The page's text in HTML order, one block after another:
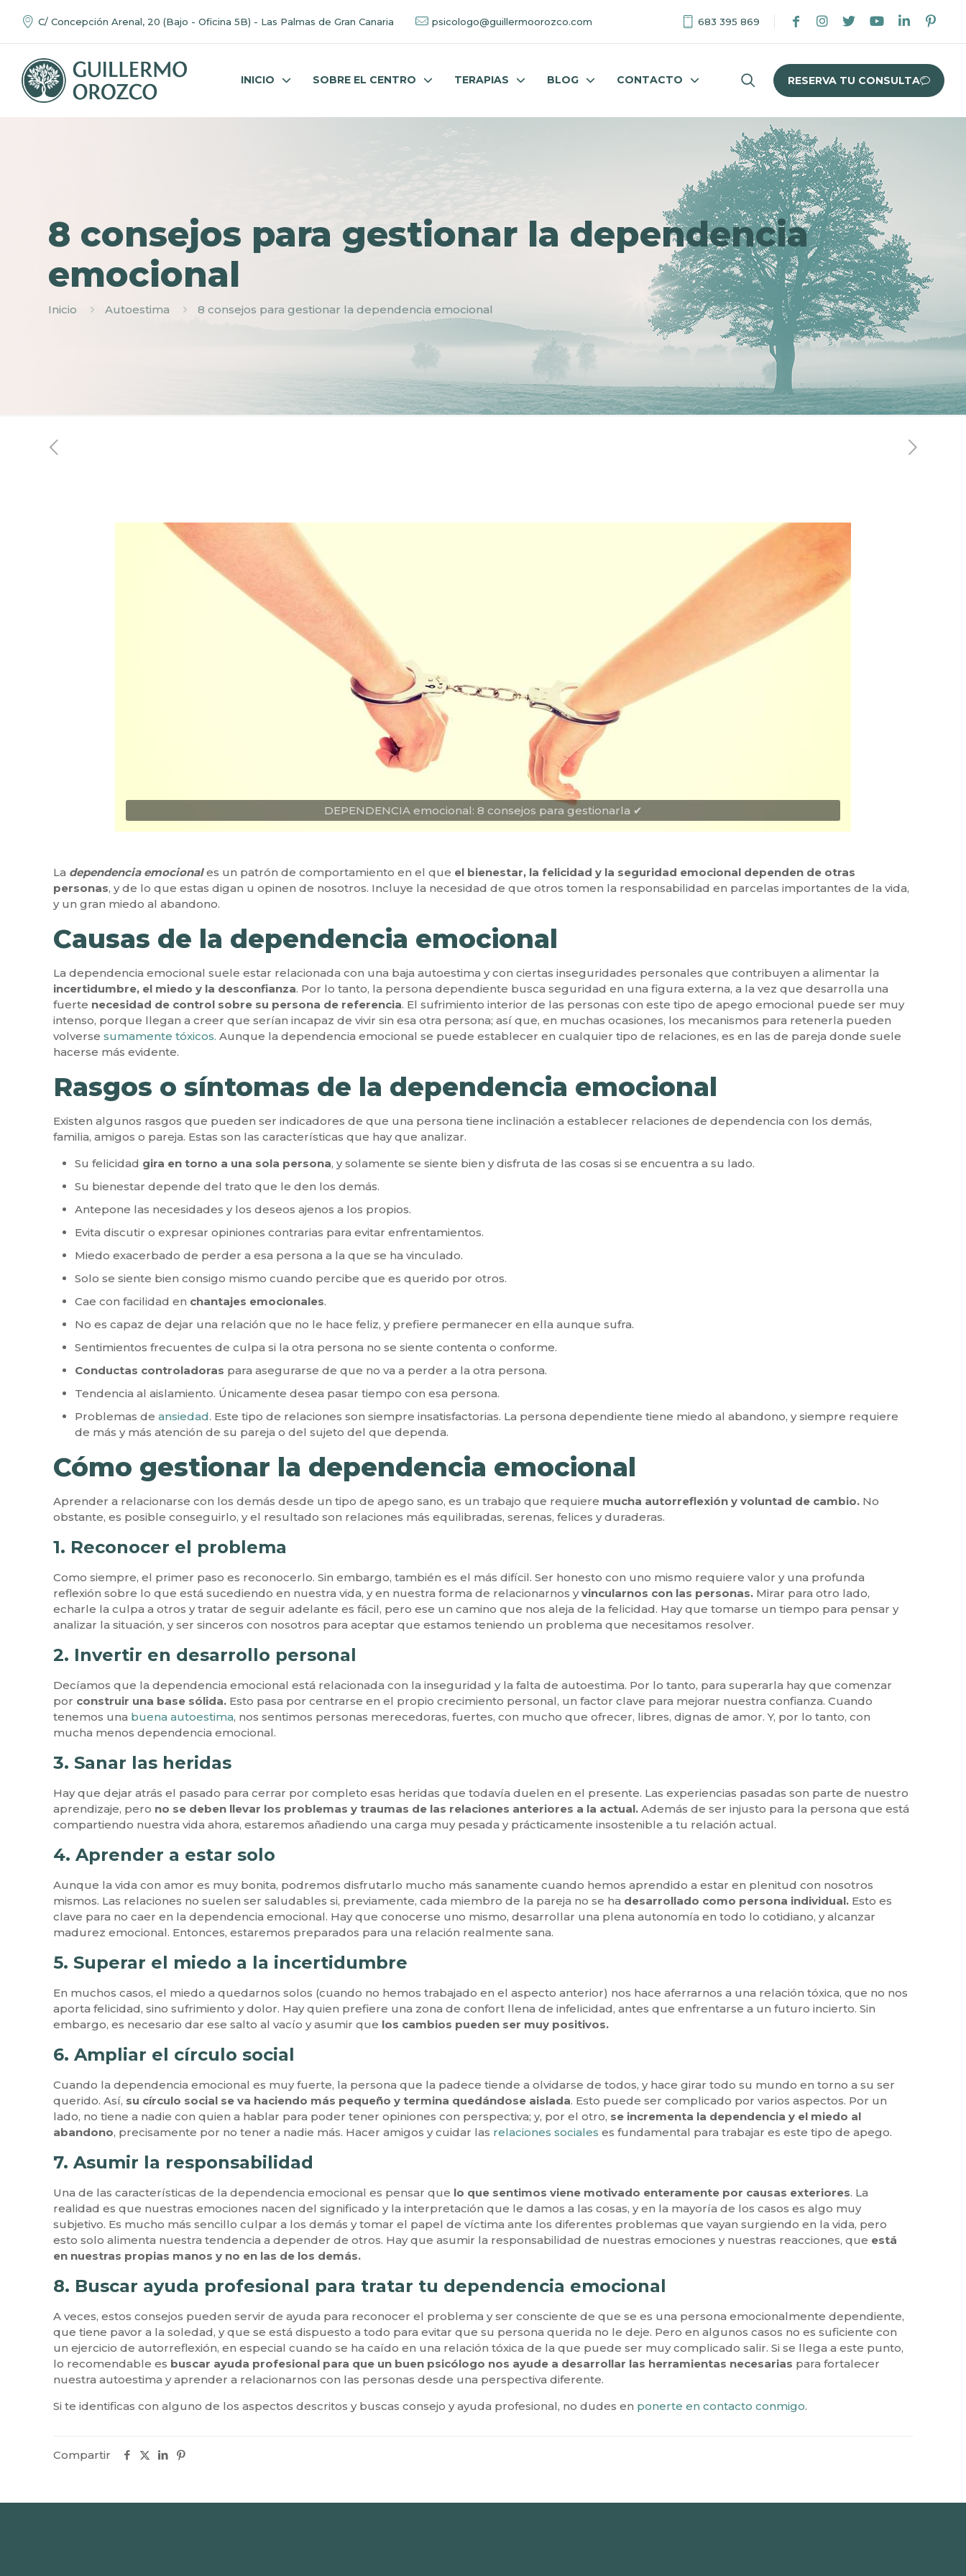
C/ Concepción Arenal, 20 (Bajo - Oficina 5B) - Las Palmas de Gran Canaria psicologo@guillermoorozco.com 683 395 869
INICIO SOBRE EL CENTRO TERAPIAS BLOG CONTACTO RESERVA TU CONSULTA
8 consejos para gestionar la dependencia
emocional
Inicio Autoestima 8 consejos para gestionar la dependencia emocional
DEPENDENCIA emocional: 8 consejos para gestionarla ✔
La dependencia emocionales un patrón de comportamiento en el que el bienestar, la felicidad y la seguridad emocional dependen de otras
personas, y de lo que estas digan u opinen de nosotros. Incluye la necesidad de que otros tomen la responsabilidad en parcelas importantes de la vida,
y un gran miedo al abandono.
Causas de la dependencia emocional
La dependencia emocional suele estar relacionada con una baja autoestima y con ciertas inseguridades personales que contribuyen a alimentar la
incertidumbre, el miedo y la desconfianza. Por lo tanto, la persona dependiente busca seguridad en una figura externa, a la vez que desarrolla una
fuerte necesidad de control sobre su persona de referencia. El sufrimiento interior de las personas con este tipo de apego emocional puede ser muy
intenso, porque llegan a creer que serían incapaz de vivir sin esa otra persona; así que, en muchas ocasiones, los mecanismos para retenerla pueden
volversesumamente tóxicos. Aunque la dependencia emocional se puede establecer en cualquier tipo de relaciones, es en las de pareja donde suele
hacerse más evidente.
Rasgos o síntomas de la dependencia emocional
Existen algunos rasgos que pueden ser indicadores de que una persona tiene inclinación a establecer relaciones de dependencia con los demás,
familia, amigos o pareja. Estas son las características que hay que analizar.
Su felicidad gira en torno a una sola persona, y solamente se siente bien y disfruta de las cosas si se encuentra a su lado.
Su bienestar depende del trato que le den los demás.
Antepone las necesidades y los deseos ajenos a los propios.
Evita discutir o expresar opiniones contrarias para evitar enfrentamientos.
Miedo exacerbado de perder a esa persona a la que se ha vinculado.
Solo se siente bien consigo mismo cuando percibe que es querido por otros.
Cae con facilidad en chantajes emocionales.
No es capaz de dejar una relación que no le hace feliz, y prefiere permanecer en ella aunque sufra.
Sentimientos frecuentes de culpa si la otra persona no se siente contenta o conforme.
Conductas controladoras para asegurarse de que no va a perder a la otra persona.
Tendencia al aislamiento. Únicamente desea pasar tiempo con esa persona.
Problemas deansiedad. Este tipo de relaciones son siempre insatisfactorias. La persona dependiente tiene miedo al abandono, y siempre requiere
de más y más atención de su pareja o del sujeto del que dependa.
Cómo gestionar la dependencia emocional
Aprender a relacionarse con los demás desde un tipo de apego sano, es un trabajo que requiere mucha autorreflexión y voluntad de cambio. No
obstante, es posible conseguirlo, y el resultado son relaciones más equilibradas, serenas, felices y duraderas.
1. Reconocer el problema
Como siempre, el primer paso es reconocerlo. Sin embargo, también es el más difícil. Ser honesto con uno mismo requiere valor y una profunda
reflexión sobre lo que está sucediendo en nuestra vida, y en nuestra forma de relacionarnos yvincularnos con las personas. Mirar para otro lado,
echarle la culpa a otros y tratar de seguir adelante es fácil, pero ese un camino que nos aleja de la felicidad. Hay que tomarse un tiempo para pensar y
analizar la situación, y ser sinceros con nosotros para aceptar que estamos teniendo un problema que necesitamos resolver.
2. Invertir en desarrollo personal
Decíamos que la dependencia emocional está relacionada con la inseguridad y la falta de autoestima. Por lo tanto, para superarla hay que comenzar
por construir una base sólida. Esto pasa por centrarse en el propio crecimiento personal, un factor clave para mejorar nuestra confianza. Cuando
tenemos una buena autoestima, nos sentimos personas merecedoras, fuertes, con mucho que ofrecer, libres, dignas de amor. Y, por lo tanto, con
mucha menos dependencia emocional.
3. Sanar las heridas
Hay que dejar atrás el pasado para cerrar por completo esas heridas que todavía duelen en el presente. Las experiencias pasadas son parte de nuestro
aprendizaje, pero no se deben llevar los problemas y traumas de las relaciones anteriores a la actual. Además de ser injusto para la persona que está
compartiendo nuestra vida ahora, estaremos añadiendo una carga muy pesada y prácticamente insostenible a tu relación actual.
4. Aprender a estar solo
Aunque la vida con amor es muy bonita, podremos disfrutarlo mucho más sanamente cuando hemos aprendido a estar en plenitud con nosotros
mismos. Las relaciones no suelen ser saludables si, previamente, cada miembro de la pareja no se ha desarrollado como persona individual. Esto es
clave para no caer en la dependencia emocional. Hay que conocerse uno mismo, desarrollar una plena autonomía en todo lo cotidiano, y alcanzar
madurez emocional. Entonces, estaremos preparados para una relación realmente sana.
5. Superar el miedo a la incertidumbre
En muchos casos, el miedo a quedarnos solos (cuando no hemos trabajado en el aspecto anterior) nos hace aferrarnos a una relación tóxica, que no nos
aporta felicidad, sino sufrimiento y dolor. Hay quien prefiere una zona de confort llena de infelicidad, antes que enfrentarse a un futuro incierto. Sin
embargo, es necesario dar ese salto al vacío y asumir que los cambios pueden ser muy positivos.
6. Ampliar el círculo social
Cuando la dependencia emocional es muy fuerte, la persona que la padece tiende a olvidarse de todos, y hace girar todo su mundo en torno a su ser
querido. Así, su círculo social se va haciendo más pequeño y termina quedándose aislada. Esto puede ser complicado por varios aspectos. Por un
lado, no tiene a nadie con quien a hablar para poder tener opiniones con perspectiva; y, por el otro, se incrementa la dependencia y el miedo al
abandono, precisamente por no tener a nadie más. Hacer amigos y cuidar las relaciones sociales es fundamental para trabajar es este tipo de apego.
7. Asumir la responsabilidad
Una de las características de la dependencia emocional es pensar que lo que sentimos viene motivado enteramente por causas exteriores. La
realidad es que nuestras emociones nacen del significado y la interpretación que le damos a las cosas, y en la mayoría de los casos es algo muy
subjetivo. Es mucho más sencillo culpar a los demás y tomar el papel de víctima ante los diferentes problemas que vayan surgiendo en la vida, pero
esto solo alimenta nuestra tendencia a depender de otros. Hay que asumir la responsabilidad de nuestras emociones y nuestras reacciones, que está
en nuestras propias manos y no en las de los demás.
8. Buscar ayuda profesional para tratar tu dependencia emocional
A veces, estos consejos pueden servir de ayuda para reconocer el problema y ser consciente de que se es una persona emocionalmente dependiente,
que tiene pavor a la soledad, y que se está dispuesto a todo para evitar que su persona querida no le deje. Pero en algunos casos no es suficiente con
un ejercicio de autorreflexión, en especial cuando se ha caído en una relación tóxica de la que puede ser muy complicado salir. Si se llega a este punto,
lo recomendable es buscar ayuda profesional para que un buen psicólogo nos ayude a desarrollar las herramientas necesarias para fortalecer
nuestra autoestima y aprender a relacionarnos con las personas desde una perspectiva diferente.
Si te identificas con alguno de los aspectos descritos y buscas consejo y ayuda profesional, no dudes en ponerte en contacto conmigo.
Compartir